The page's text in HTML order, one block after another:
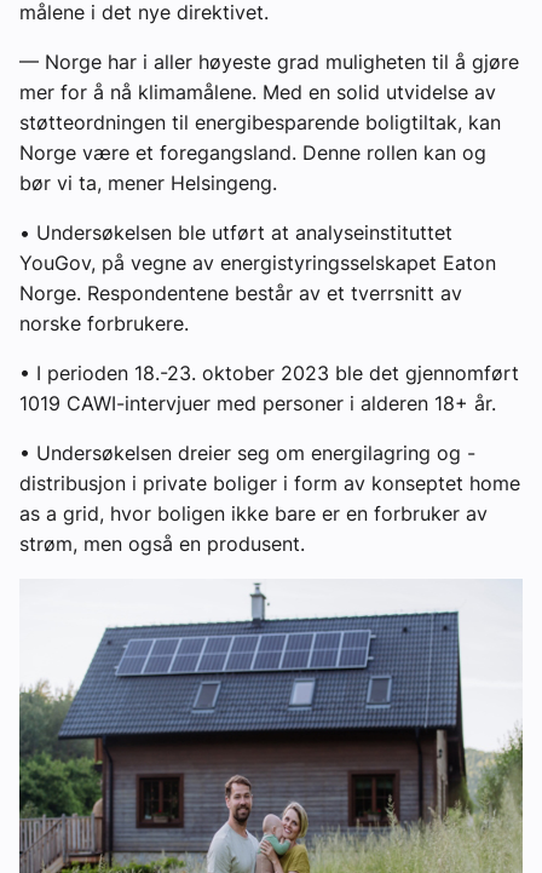
målene i det nye direktivet.
— Norge har i aller høyeste grad muligheten til å gjøre
mer for å nå klimamålene. Med en solid utvidelse av
støtteordningen til energibesparende boligtiltak, kan
Norge være et foregangsland. Denne rollen kan og
bør vi ta, mener Helsingeng.
• Undersøkelsen ble utført at analyseinstituttet
YouGov, på vegne av energistyringsselskapet Eaton
Norge. Respondentene består av et tverrsnitt av
norske forbrukere.
• I perioden 18.-23. oktober 2023 ble det gjennomført
1019 CAWI-intervjuer med personer i alderen 18+ år.
• Undersøkelsen dreier seg om energilagring og -
distribusjon i private boliger i form av konseptet home
as a grid, hvor boligen ikke bare er en forbruker av
strøm, men også en produsent.